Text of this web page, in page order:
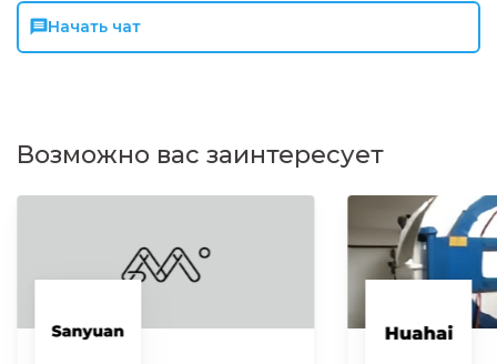
Начать чат
Возможно вас заинтересует